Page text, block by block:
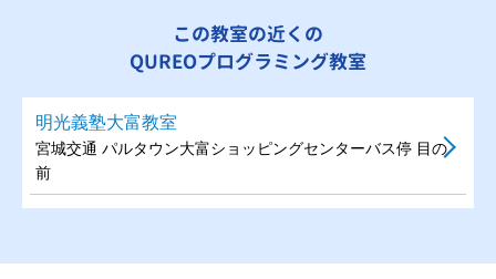
この教室の近くの
QUREOプログラミング教室
明光義塾大富教室
宮城交通 パルタウン大富ショッピングセンターバス停 目の
前